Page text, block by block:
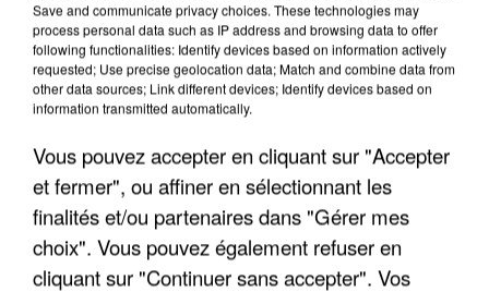
UNE TOURISTE DE L’OISE EMPORTÉE PAR UNE
COULÉE DE BOUE EN HAUTE-SAVOIE
Save and communicate privacy choices. These technologies may
process personal data such as IP address and browsing data to offer
following functionalities: Identify devices based on information actively
requested; Use precise geolocation data; Match and combine data from
other data sources; Link different devices; Identify devices based on
information transmitted automatically.
Vous pouvez accepter en cliquant sur "Accepter
et fermer", ou affiner en sélectionnant les
finalités et/ou partenaires dans "Gérer mes
choix". Vous pouvez également refuser en
cliquant sur "Continuer sans accepter". Vos